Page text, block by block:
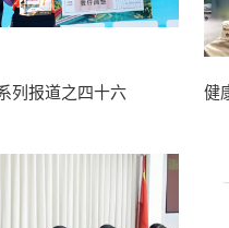
湖城清镇系列报道之四十六 健